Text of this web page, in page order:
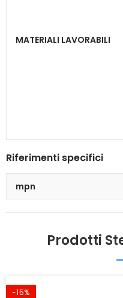
MATERIALI LAVORABILI
Riferimenti specifici
mpn
Prodotti
-15%